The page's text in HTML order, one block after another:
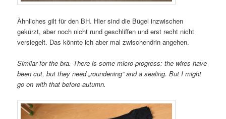
Ähnliches gilt für den BH. Hier sind die Bügel inzwischen
gekürzt, aber noch nicht rund geschliffen und erst recht nicht
versiegelt. Das könnte ich aber mal zwischendrin angehen.
Similar for the bra. There is some micro-progress: the wires have
been cut, but they need „roundening“ and a sealing. But I might
go on with that before autumn.